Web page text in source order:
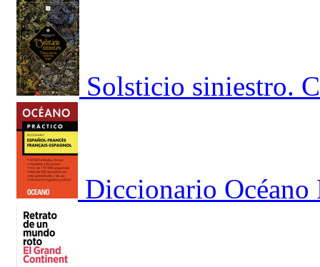
Solsticio siniestro.
Diccionario Océano